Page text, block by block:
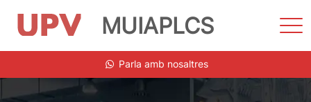
MUIAPLCS
Parla amb nosaltres